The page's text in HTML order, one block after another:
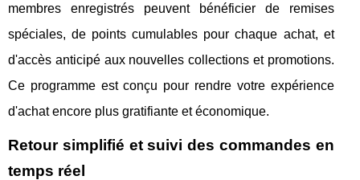
membres enregistrés peuvent bénéficier de remises
spéciales, de points cumulables pour chaque achat, et
d'accès anticipé aux nouvelles collections et promotions.
Ce programme est conçu pour rendre votre expérience
d'achat encore plus gratifiante et économique.
Retour simplifié et suivi des commandes en
temps réel